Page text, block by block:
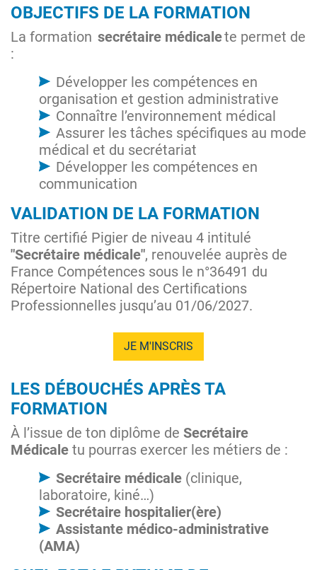
OBJECTIFS DE LA FORMATION
La formation secrétaire médicalete permet de
:
Développer les compétences en
organisation et gestion administrative
Connaître l’environnement médical
Assurer les tâches spécifiques au mode
médical et du secrétariat
Développer les compétences en
communication
VALIDATION DE LA FORMATION
Titre certifié Pigier de niveau 4 intitulé
"Secrétaire médicale", renouvelée auprès de
France Compétences sous le n°36491 du
Répertoire National des Certifications
Professionnelles jusqu’au 01/06/2027.
JE M'INSCRIS
LES DÉBOUCHÉS APRÈS TA
FORMATION
À l’issue de ton diplôme de Secrétaire
Médicale tu pourras exercer les métiers de :
Secrétaire médicale (clinique,
laboratoire, kiné…)
Secrétaire hospitalier(ère)
Assistante médico-administrative
(AMA)